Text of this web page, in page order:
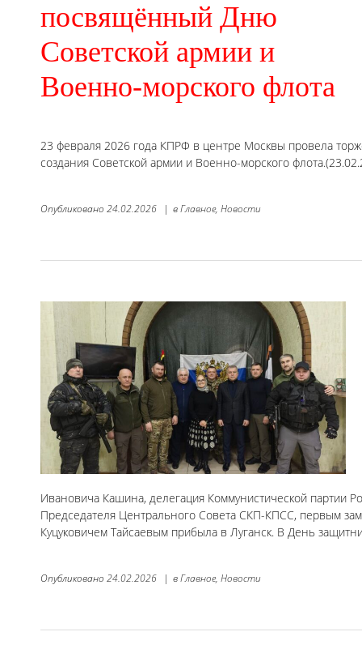
посвящённый Дню
Советской армии и
Военно-морского флота
23 февраля 2026 года КПРФ в центре Москвы провела
создания Советской армии и Военно-морского
Опубликовано 24.02.2026 | вГлавное, Новости
Ивановича Кашина, делегация Коммунистической партии
Председателя Центрального Совета СКП-КПСС, первым
Куцуковичем Тайсаевым прибыла в Луганск. В День
Опубликовано 24.02.2026 | вГлавное, Новости